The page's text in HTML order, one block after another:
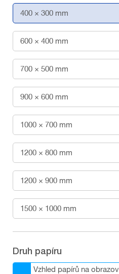
400 × 300 mm
600 × 400 mm
700 × 500 mm
900 × 600 mm
1000 × 700 mm
1200 × 800 mm
1200 × 900 mm
1500 × 1000 mm
Druh papíru
Vzhled papírů na